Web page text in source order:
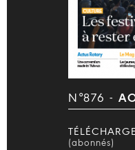
N°876 -
(abonnés)